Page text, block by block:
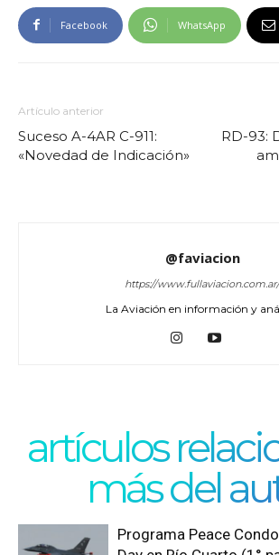
Facebook WhatsApp
Artículo anterior
Suceso A-4AR C-911:
«Novedad de Indicación»
RD-93:
@faviacion
https://www.fullaviacion.com.ar/
La Aviación en información y
artículos
más del
Programa Peace